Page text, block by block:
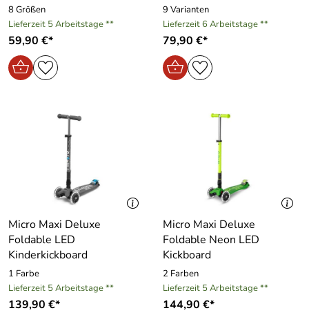
8 Größen
Lieferzeit 5 Arbeitstage **
59,90 €*
9 Varianten
Lieferzeit 6 Arbeitstage **
79,90 €*
Micro Maxi Deluxe
Foldable LED
Kinderkickboard
1 Farbe
Lieferzeit 5 Arbeitstage **
139,90 €*
Micro Maxi Deluxe
Foldable Neon LED
Kickboard
2 Farben
Lieferzeit 5 Arbeitstage **
144,90 €*